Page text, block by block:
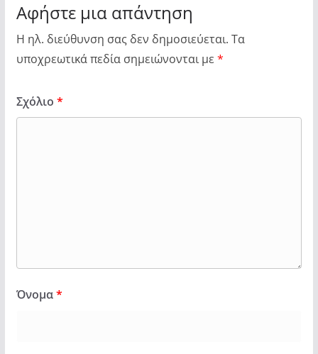
Αφήστε μια απάντηση
Η ηλ. διεύθυνση σας δεν δημοσιεύεται. Τα
υποχρεωτικά πεδία σημειώνονται με *
Σχόλιο *
Όνομα*